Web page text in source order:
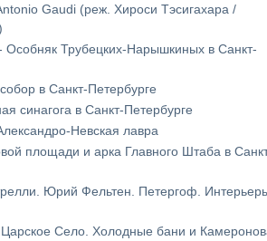
Gaudi (реж. Хироси Тэсигахара /
Особняк Трубецких-Нарышкиных в Санкт-
в Санкт-Петербурге
синагога в Санкт-Петербурге
Невская лавра
площади и арка Главного Штаба в
Юрий Фельтен. Петергоф.
Село. Холодные бани и